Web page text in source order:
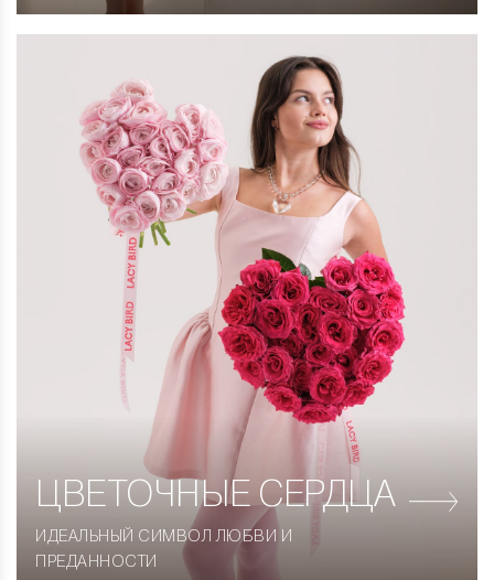
ЦВЕТОЧНЫЕ СЕРДЦА
ИДЕАЛЬНЫЙ СИМВОЛ ЛЮБВИ И
ПРЕДАННОСТИ